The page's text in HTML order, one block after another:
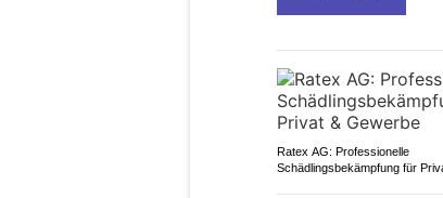
Ratex AG: Professionelle
Schädlingsbekämpfung für